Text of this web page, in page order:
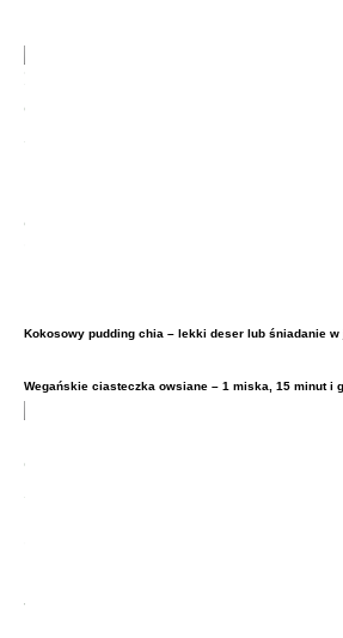
Kokosowy pudding chia – lekki deser lub śniadanie w
Wegańskie ciasteczka owsiane – 1 miska, 15 minut i